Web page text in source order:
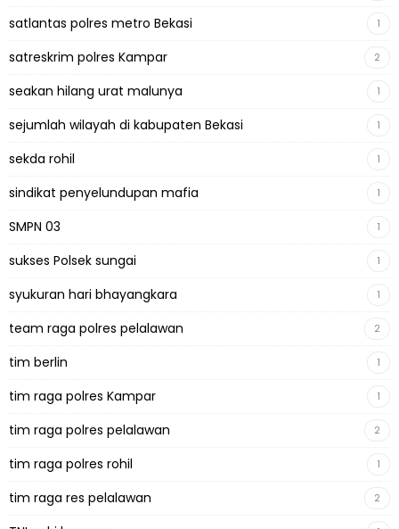
satlantas polres metro Bekasi 1
satreskrim polres Kampar 2
seakan hilang urat malunya 1
sejumlah wilayah di kabupaten Bekasi 1
sekda rohil 1
sindikat penyelundupan mafia 1
SMPN 03 1
sukses Polsek sungai 1
syukuran hari bhayangkara 1
team raga polres pelalawan 2
tim berlin 1
tim raga polres Kampar 1
tim raga polres pelalawan 2
tim raga polres rohil 1
tim raga res pelalawan 2